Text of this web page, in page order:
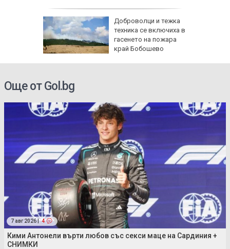
Доброволци и тежка
техника се включиха в
гасенето на пожара
край Бобошево
Още от Gol.bg
7 авг 2026 | 4
Кими Антонели върти любов със секси маце на Сардиния +
СНИМКИ